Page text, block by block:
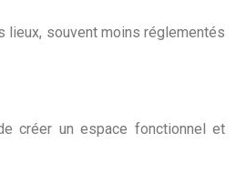
lieux, souvent moins réglementés
créer un espace fonctionnel et